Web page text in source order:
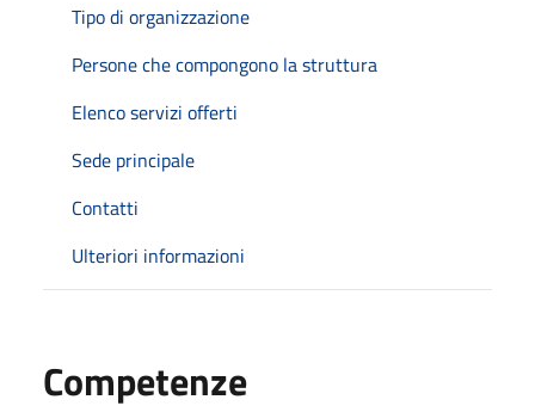
Tipo di organizzazione
Persone che compongono la struttura
Elenco servizi offerti
Sede principale
Contatti
Ulteriori informazioni
Competenze